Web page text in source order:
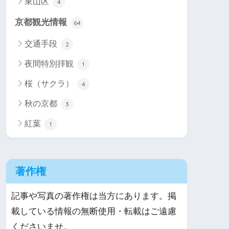
4
京都観光情報 64
交通手段 2
夜間特別拝観 1
桜（サクラ） 4
秋の京都 3
紅葉 1
著作権
記事や写真の著作権は当方にあります。掲
載している情報の無断使用・転載はご遠慮
くださいませ。